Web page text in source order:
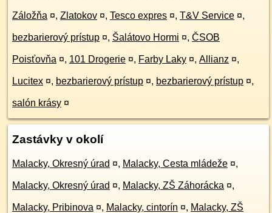
Záložňa ¤, Zlatokov ¤, Tesco expres ¤, T&V Service ¤,
bezbarierový prístup ¤, Šalátovo Hormi ¤, ČSOB
Poisťovňa ¤, 101 Drogerie ¤, Farby Laky ¤, Allianz ¤,
Lucitex ¤, bezbarierový prístup ¤, bezbarierový prístup ¤,
salón krásy ¤
Zastávky v okolí
Malacky, Okresný úrad ¤, Malacky, Cesta mládeže ¤,
Malacky, Okresný úrad ¤, Malacky, ZŠ Záhorácka ¤,
Malacky, Pribinova ¤, Malacky, cintorín ¤, Malacky, ZŠ